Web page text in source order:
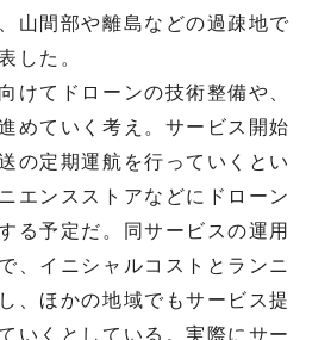
山間部や離島などの過疎地で
した。
けてドローンの技術整備や、
めていく考え。サービス開始
の定期運航を行っていくとい
エンスストアなどにドローン
る予定だ。同サービスの運用
、イニシャルコストとランニ
、ほかの地域でもサービス提
いくとしている。実際にサー